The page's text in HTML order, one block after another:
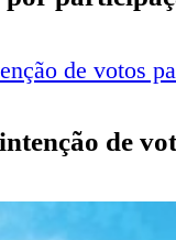
intenção de